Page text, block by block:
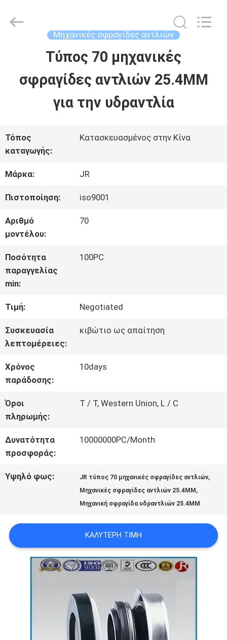
ΒΊΝΤΕΟ
ΠΕΡΊΠΟΥ
ΕΜΕΊΣ
ΓΎΡΟΣ
ΕΡΓΟΣΤΑΣΊΩΝ
ΠΟΙΟΤΙΚΌΣ
ΈΛΕΓΧΟΣ
ΕΛΆΤΕ
ΣΕ
ΕΠΑΦΉ
ΜΕ
ΖΗΤΉΣΤΕ
ΑΠΌΣΠΑΣΜΑ
SITEMAP
International
Μηχανικές σφραγίδες αντλιών
Τύπος 70 μηχανικές
σφραγίδες αντλιών 25.4MM
για την υδραντλία
Τόπος
καταγωγής:
Κατασκευασμένος στην Κίνα
Μάρκα: JR
Πιστοποίηση: iso9001
Αριθμό
μοντέλου:
70
Ποσότητα
παραγγελίας
min:
100PC
Τιμή: Negotiated
Συσκευασία
λεπτομέρειες:
κιβώτιο ως απαίτηση
Χρόνος
παράδοσης:
10days
Όροι
πληρωμής:
T / T, Western Union, L / C
Δυνατότητα
προσφοράς:
10000000PC/Month
Υψηλό φως: JR τύπος 70 μηχανικές σφραγίδες αντλιών,
Μηχανικές σφραγίδες αντλιών 25.4MM ,
Μηχανική σφραγίδα υδραντλιών 25.4MM
ΚΑΛΎΤΕΡΗ ΤΙΜΉ